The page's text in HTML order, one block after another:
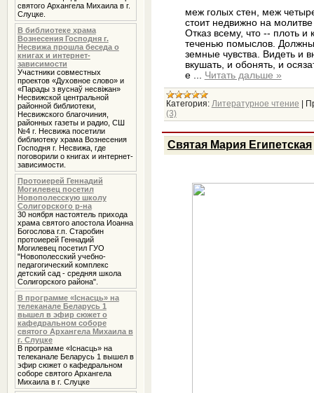
святого Архангела Михаила в г.
Слуцке.
В библиотеке храма
Вознесения Господня г.
Несвижа прошла беседа о
книгах и интернет-
зависимости
Участники совместных
проектов «Духовное слово» и
«Парады з вуснаў несвіжан»
Несвижской центральной
районной библиотеки,
Несвижского благочиния,
районных газеты и радио, СШ
№4 г. Несвижа посетили
библиотеку храма Вознесения
Господня г. Несвижа, где
поговорили о книгах и интернет-
зависимости.
Протоиерей Геннадий
Могилевец посетил
Новополесскую школу
Солигорского р-на
30 ноября настоятель прихода
храма святого апостола Иоанна
Богослова г.п. Старобин
протоиерей Геннадий
Могилевец посетил ГУО
"Новополесский учебно-
педагогический комплекс
детский сад - средняя школа
Солигорского района".
В программе «Iснасць» на
телеканале Беларусь 1
вышел в эфир сюжет о
кафедральном соборе
святого Архангела Михаила в
г. Слуцке
В программе «Iснасць» на
телеканале Беларусь 1 вышел в
эфир сюжет о кафедральном
соборе святого Архангела
Михаила в г. Слуцке
меж голых стен, меж
стоит недвижно на
Отказ всему, что -- плоть и
теченью помыслов. Должны
земные чувства. Видеть и
вкушать, и обонять, и
е ... Читать дальше »
Категория: Литературное чтение
(3)
Святая Мария Египетская